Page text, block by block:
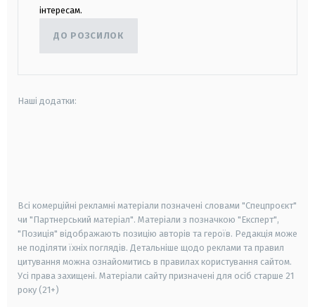
інтересам.
ДО РОЗСИЛОК
Наші додатки:
Всі комерційні рекламні матеріали позначені словами "Спецпроєкт"
чи "Партнерський матеріал". Матеріали з позначкою "Експерт",
"Позиція" відображають позицію авторів та героїв. Редакція може
не поділяти їхніх поглядів. Детальніше щодо реклами та правил
цитування можна ознайомитись в правилах користування сайтом.
Усі права захищені. Матеріали сайту призначені для осіб старше 21
року (21+)